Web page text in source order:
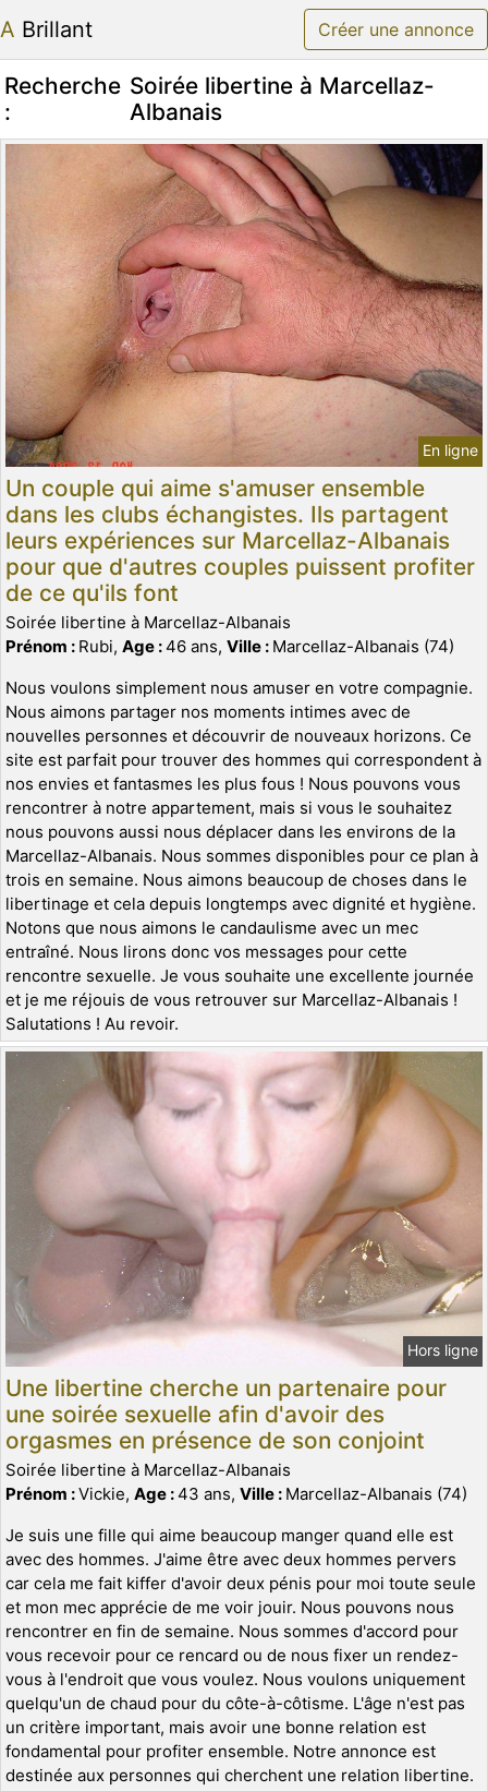
A Brillant Créer une annonce
Recherche
:
Soirée libertine à Marcellaz-
Albanais
En ligne
Un couple qui aime s'amuser ensemble
dans les clubs échangistes. Ils partagent
leurs expériences sur Marcellaz-Albanais
pour que d'autres couples puissent profiter
de ce qu'ils font
Soirée libertine à Marcellaz-Albanais
Prénom : Rubi, Age :46 ans, Ville : Marcellaz-Albanais (74)
Nous voulons simplement nous amuser en votre compagnie.
Nous aimons partager nos moments intimes avec de
nouvelles personnes et découvrir de nouveaux horizons. Ce
site est parfait pour trouver des hommes qui correspondent à
nos envies et fantasmes les plus fous ! Nous pouvons vous
rencontrer à notre appartement, mais si vous le souhaitez
nous pouvons aussi nous déplacer dans les environs de la
Marcellaz-Albanais. Nous sommes disponibles pour ce plan à
trois en semaine. Nous aimons beaucoup de choses dans le
libertinage et cela depuis longtemps avec dignité et hygiène.
Notons que nous aimons le candaulisme avec un mec
entraîné. Nous lirons donc vos messages pour cette
rencontre sexuelle. Je vous souhaite une excellente journée
et je me réjouis de vous retrouver sur Marcellaz-Albanais !
Salutations ! Au revoir.
Hors ligne
Une libertine cherche un partenaire pour
une soirée sexuelle afin d'avoir des
orgasmes en présence de son conjoint
Soirée libertine à Marcellaz-Albanais
Prénom :Vickie, Age :43 ans, Ville : Marcellaz-Albanais (74)
Je suis une fille qui aime beaucoup manger quand elle est
avec des hommes. J'aime être avec deux hommes pervers
car cela me fait kiffer d'avoir deux pénis pour moi toute seule
et mon mec apprécie de me voir jouir. Nous pouvons nous
rencontrer en fin de semaine. Nous sommes d'accord pour
vous recevoir pour ce rencard ou de nous fixer un rendez-
vous à l'endroit que vous voulez. Nous voulons uniquement
quelqu'un de chaud pour du côte-à-côtisme. L'âge n'est pas
un critère important, mais avoir une bonne relation est
fondamental pour profiter ensemble. Notre annonce est
destinée aux personnes qui cherchent une relation libertine.